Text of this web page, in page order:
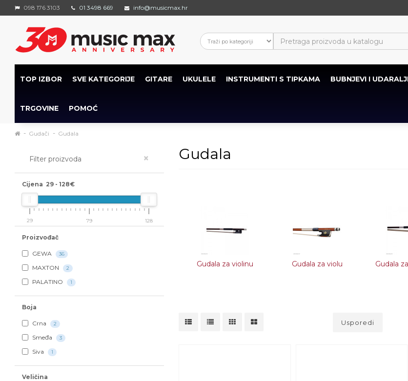
098 176 3103 01 3498 669 info@musicmax.hr
TOP IZBOR SVE KATEGORIJE GITARE UKULELE INSTRUMENTI S TIPKAMA BUBNJEVI I
TRGOVINE POMOĆ
Gudači Gudala
Filter proizvoda ×
Cijena 29 - 128€
29 79 128
Proizvođač
GEWA 36
MAXTON 2
PALATINO 1
Boja
Crna 2
Smeđa 3
Siva 1
Veličina
Gudala
Gudala za violinu Gudala za violu Gudala
Usporedi